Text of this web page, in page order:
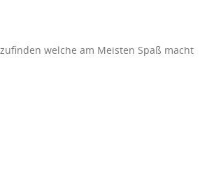
welche am Meisten Spaß macht